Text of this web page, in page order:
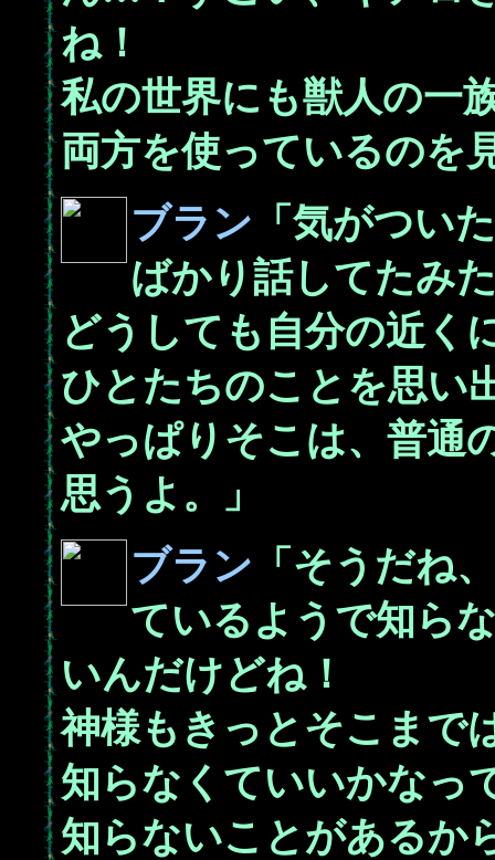
ね！
私の世界にも獣人の一
両方を使っているのを
ブラン 「気がつい
ばかり話してたみ
どうしても自分の近く
ひとたちのことを思い
やっぱりそこは、普通
思うよ。」
ブラン 「そうだね
ているようで知ら
いんだけどね！
神様もきっとそこまで
知らなくていいかなっ
知らないことがあるか